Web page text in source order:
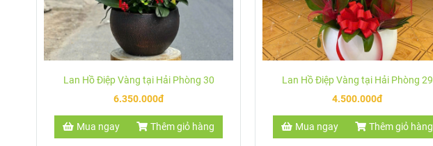
Lan Hồ Điệp Vàng tại Hải Phòng 30
6.350.000đ
Mua ngay Thêm giỏ hàng
Lan Hồ Điệp Vàng tại Hải Phòng 29
4.500.000đ
Mua ngay Thêm giỏ hàng